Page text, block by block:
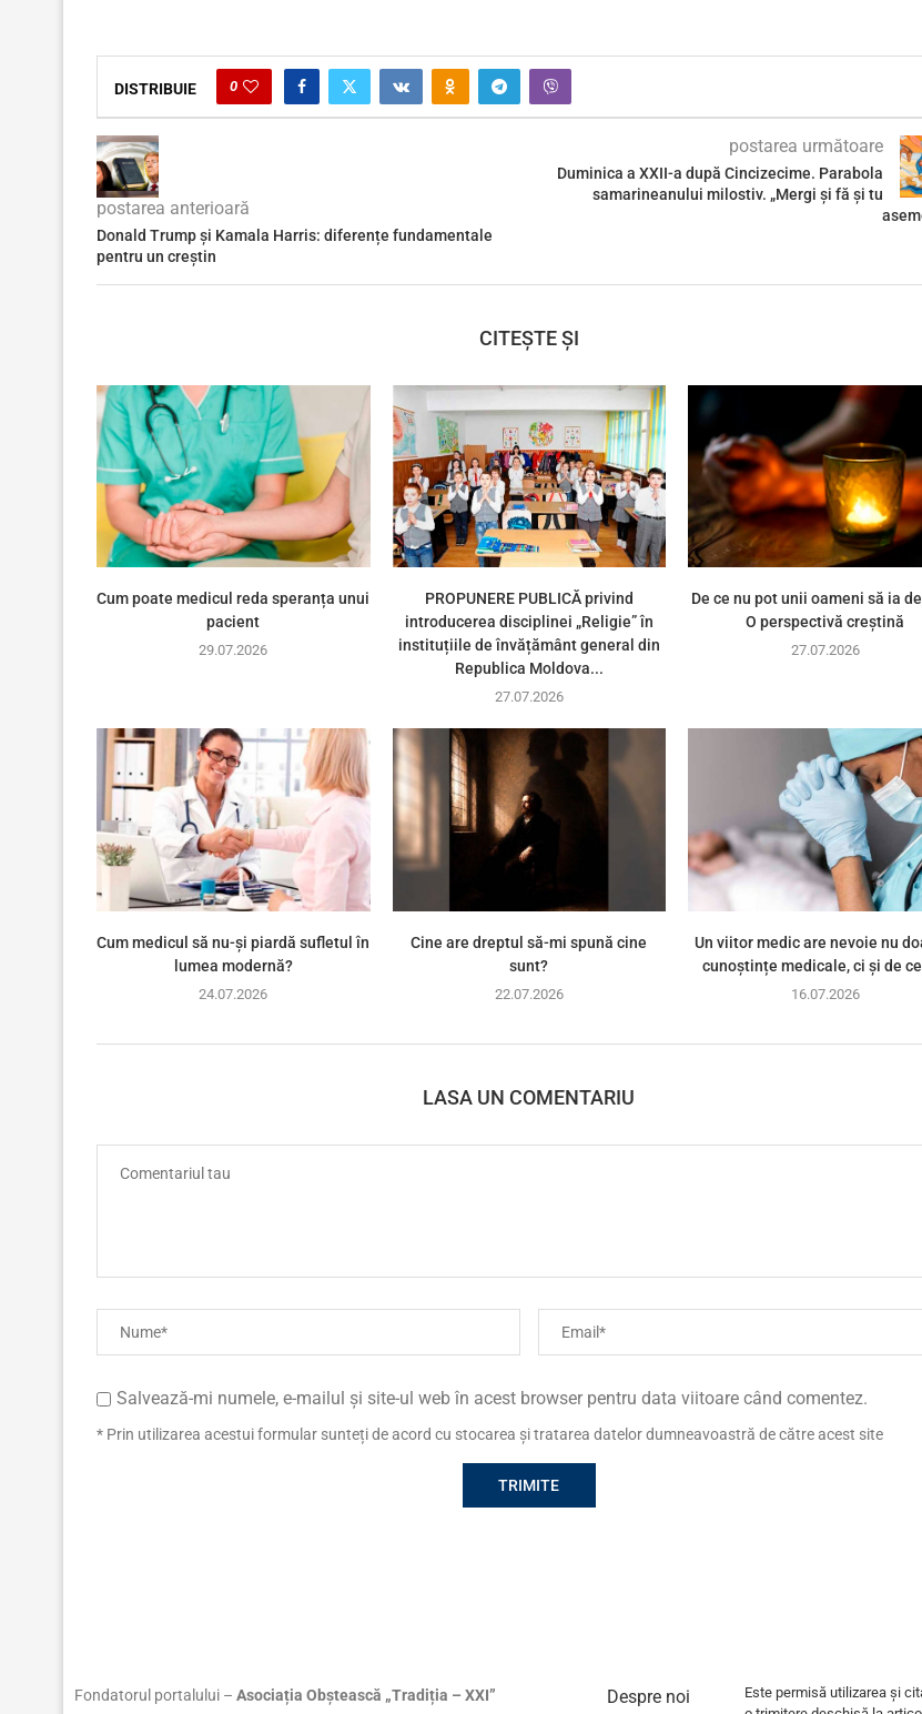
DISTRIBUIE 0
postarea anterioară
Donald Trump și Kamala Harris: diferențe fundamentale
pentru un creștin
postarea următoare
Duminica a XXII-a după Cincizecime. Parabola
samarineanului milostiv. „Mergi și fă și tu
CITEȘTE ȘI
Cum poate medicul reda speranța unui
pacient
29.07.2026
PROPUNERE PUBLICĂ privind
introducerea disciplinei „Religie” în
instituțiile de învățământ general din
Republica Moldova...
27.07.2026
De ce nu pot unii oameni să ia
O perspectivă creștină
27.07.2026
Cum medicul să nu-și piardă sufletul în
lumea modernă?
24.07.2026
Cine are dreptul să-mi spună cine
sunt?
22.07.2026
Un viitor medic are nevoie nu
cunoștințe medicale, ci și de
16.07.2026
LASA UN COMENTARIU
Salvează-mi numele, e-mailul și site-ul web în acest browser pentru data viitoare când comentez.
* Prin utilizarea acestui formular sunteți de acord cu stocarea și tratarea datelor dumneavoastră de către acest site
Fondatorul portalului – Asociația Obștească „Tradiția – XXI” Despre noi
Este permisă utilizarea și